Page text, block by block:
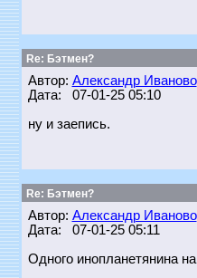
Re: Бэтмен?
Автор: Александр Иваново
Дата: 07-01-25 05:10
ну и заепись.
Re: Бэтмен?
Автор: Александр Иваново
Дата: 07-01-25 05:11
Одного инопланетянина